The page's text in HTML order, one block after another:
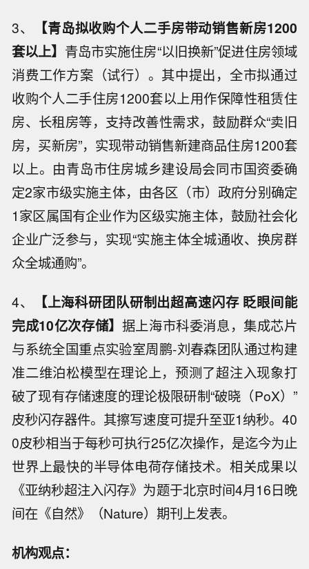
3、
【青岛拟收购个人二手房带动销售新房1200
套以上】 青岛市实施住房“以旧换新”促进住房领域
消费工作方案（试行）。其中提出，全市拟通过
收购个人二手住房1200套以上用作保障性租赁住
房、长租房等，支持改善性需求，鼓励群众“卖旧
房，买新房”，实现带动销售新建商品住房1200套
以上。由青岛市住房城乡建设局会同市国资委确
定2家市级实施主体，由各区（市）政府分别确定
1家区属国有企业作为区级实施主体，鼓励社会化
企业广泛参与，实现“实施主体全城通收、换房群
众全城通购”。
4、
【上海科研团队研制出超高速闪存 眨眼间能
完成10亿次存储】 据上海市科委消息，集成芯片
与系统全国重点实验室周鹏-刘春森团队通过构建
准二维泊松模型在理论上，预测了超注入现象打
破了现有存储速度的理论极限研制“破晓（PoX）”
皮秒闪存器件。其擦写速度可提升至亚1纳秒。40
0皮秒相当于每秒可执行25亿次操作，是迄今为止
世界上最快的半导体电荷存储技术。相关成果以
《亚纳秒超注入闪存》为题于北京时间4月16日晚
间在《自然》（Nature）期刊上发表。
机构观点：